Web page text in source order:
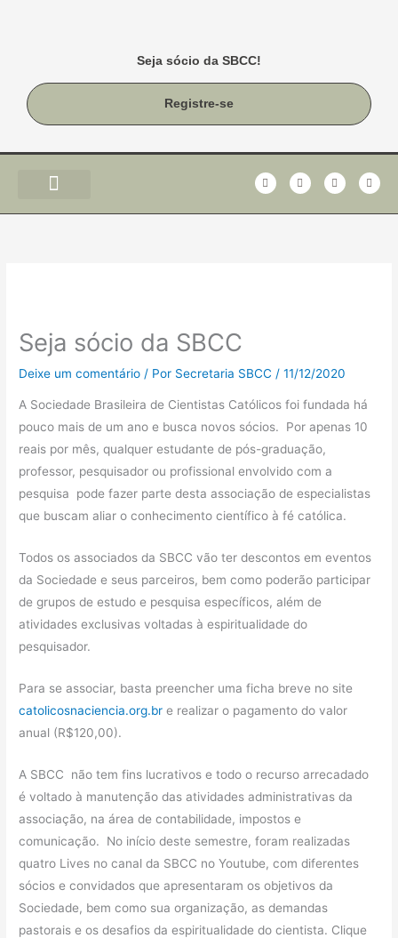
Seja sócio da SBCC!
Registre-se
F
a
c
T
w
i
I
n
s
Y
o
u
Seja sócio da SBCC
Deixe um comentário / Por Secretaria SBCC /11/12/2020
A Sociedade Brasileira de Cientistas Católicos foi fundada há
pouco mais de um ano e busca novos sócios. Por apenas 10
reais por mês, qualquer estudante de pós-graduação,
professor, pesquisador ou profissional envolvido com a
pesquisa pode fazer parte desta associação de especialistas
que buscam aliar o conhecimento científico à fé católica.
Todos os associados da SBCC vão ter descontos em eventos
da Sociedade e seus parceiros, bem como poderão participar
de grupos de estudo e pesquisa específicos, além de
atividades exclusivas voltadas à espiritualidade do
pesquisador.
Para se associar, basta preencher uma ficha breve no site
catolicosnaciencia.org.br e realizar o pagamento do valor
anual (R$120,00).
A SBCC não tem fins lucrativos e todo o recurso arrecadado
é voltado à manutenção das atividades administrativas da
associação, na área de contabilidade, impostos e
comunicação. No início deste semestre, foram realizadas
quatro Lives no canal da SBCC no Youtube, com diferentes
sócios e convidados que apresentaram os objetivos da
Sociedade, bem como sua organização, as demandas
pastorais e os desafios da espiritualidade do cientista. Clique